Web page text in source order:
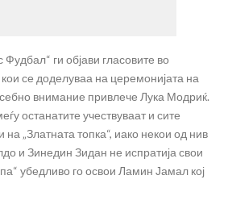
ги објави гласовите во
се доделуваа на церемонијата на
внимание привлече Лука Модриќ.
останатите учествуваат и сите
„Златната топка“, иако некои од нив
и Зинедин Зидан не испратија свои
убедливо го освои Ламин Јамал кој